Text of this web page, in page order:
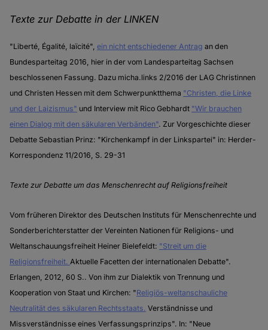
Texte zur Debatte in der LINKEN
"Liberté, Égalité, laïcité",ein nicht entschiedener Antrag an den
Bundesparteitag 2016, hier in der vom Landesparteitag Sachsen
beschlossenen Fassung. Dazu micha.links 2/2016 der LAG Christinnen
und Christen Hessen mit dem Schwerpunktthema "Christen, die Linke
und der Laizismus" und Interview mit Rico Gebhardt "Wir brauchen
einen Dialog mit den säkularen Verbänden". Zur Vorgeschichte dieser
Debatte Sebastian Prinz: "Kirchenkampf in der Linkspartei" in: Herder-
Korrespondenz 11/2016, S. 29-31
Texte zur Debatte um das Menschenrecht auf Religionsfreiheit
Vom früheren Direktor des Deutschen Instituts für Menschenrechte und
Sonderberichterstatter der Vereinten Nationen für Religions- und
Weltanschauungsfreiheit Heiner Bielefeldt: "Streit um die
Religionsfreiheit. Aktuelle Facetten der internationalen Debatte".
Erlangen, 2012, 60 S.. Von ihm zur Dialektik von Trennung und
Kooperation von Staat und Kirchen: "Religiös-weltanschauliche
Neutralität des säkularen Rechtsstaats. Verständnisse und
Missverständnisse eines Verfassungsprinzips". In: "Neue